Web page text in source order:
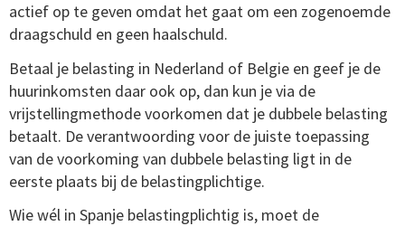
actief op te geven omdat het gaat om een zogenoemde
draagschuld en geen haalschuld.
Betaal je belasting in Nederland of Belgie en geef je de
huurinkomsten daar ook op, dan kun je via de
vrijstellingmethode voorkomen dat je dubbele belasting
betaalt. De verantwoording voor de juiste toepassing
van de voorkoming van dubbele belasting ligt in de
eerste plaats bij de belastingplichtige.
Wie wél in Spanje belastingplichtig is, moet de